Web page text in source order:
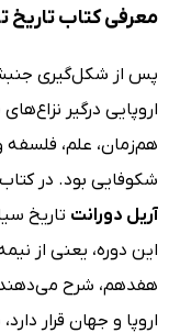
معرفی کتاب تاریخ
پس از شکل‌گیری
اروپایی درگیر
هم‌زمان، علم، فلسفه
شکوفایی بود. در کتاب
آریل دورانت تاریخ
این دوره‌، یعنی از
هفدهم، شرح می‌دهند.
اروپا و جهان قرار